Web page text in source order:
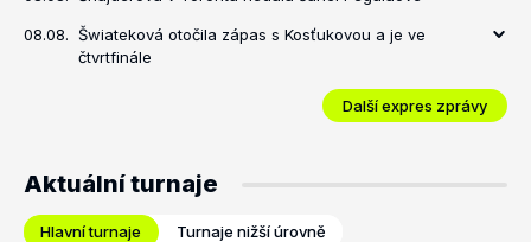
08.08. Šwiateková otočila zápas s Kosťukovou a je ve
čtvrtfinále
Další expres zprávy
Aktuální turnaje
Hlavní turnaje Turnaje nižší úrovně